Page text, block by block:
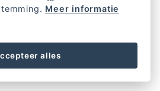
Meer informatie
alles